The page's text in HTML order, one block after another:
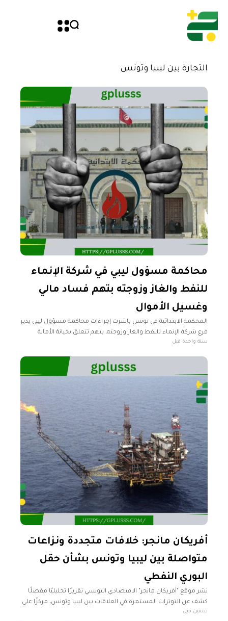
التجارة بين ليبيا وتونس
محاكمة مسؤول ليبي في شركة الإنماء
للنفط والغاز وزوجته بتهم فساد مالي
وغسيل الأموال
المحكمة الابتدائية في تونس باشرت إجراءات محاكمة مسؤول ليبي يدير
فرع شركة الإنماء للنفط والغاز وزوجته، بتهم تتعلق بخيانة الأمانة
وغسيل الأموال، في قضية استيلاء على مبالغ مالية ضخمة تقدر
سنة واحدة قبل
أفريكان مانجر: خلافات متجددة ونزاعات
متواصلة بين ليبيا وتونس بشأن حقل
البوري النفطي
نشر موقع "أفريكان مانجر" الاقتصادي التونسي تقريرًا تحليليًا مفصلًا
كشف عن التوترات المستمرة في العلاقات بين ليبيا وتونس، مركزًا على
حقل البوري النفطي كمحور رئيسي للخلافات المتجددة. رصد التقرير
سنتين قبل